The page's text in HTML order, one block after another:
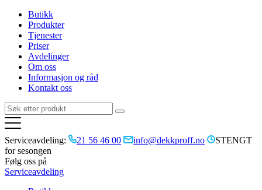
Butikk
Produkter
Tjenester
Priser
Avdelinger
Om oss
Informasjon og råd
Kontakt oss
Serviceavdeling: 21 56 46 00 info@dekkproff.no
STENGT
for sesongen
Følg oss på
Serviceavdeling